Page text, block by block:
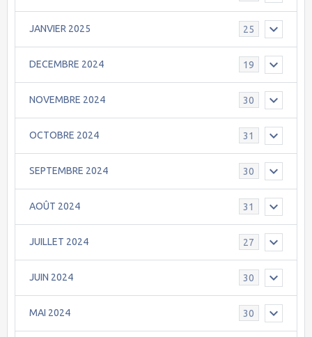
JANVIER 2025 25
DECEMBRE 2024 19
NOVEMBRE 2024 30
OCTOBRE 2024 31
SEPTEMBRE 2024 30
AOÛT 2024 31
JUILLET 2024 27
JUIN 2024 30
MAI 2024 30